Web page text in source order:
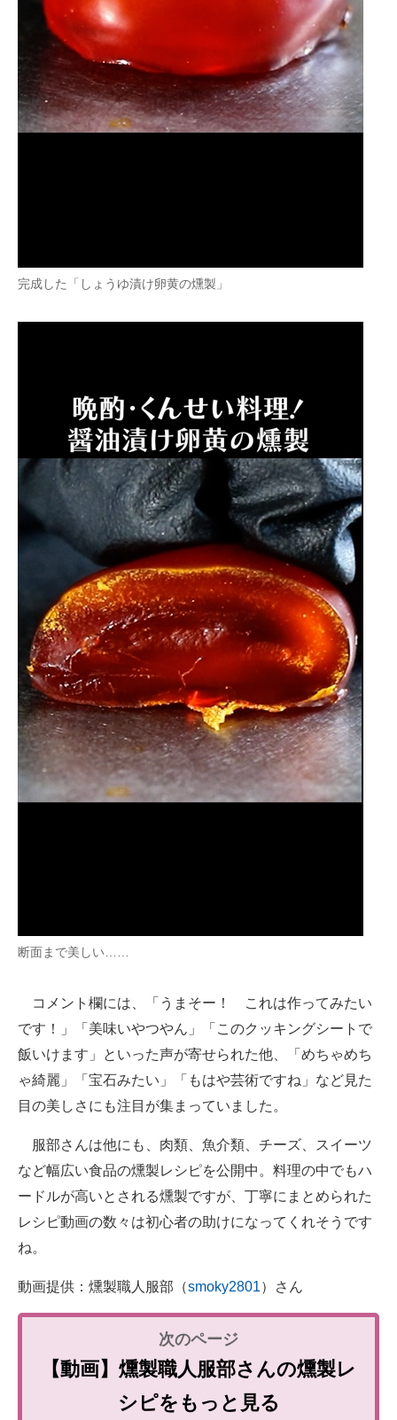
完成した「しょうゆ漬け卵黄の燻製」
断面まで美しい……
コメント欄には、「うまそー！ これは作ってみたい
です！」「美味いやつやん」「このクッキングシートで
飯いけます」といった声が寄せられた他、「めちゃめち
ゃ綺麗」「宝石みたい」「もはや芸術ですね」など見た
目の美しさにも注目が集まっていました。
服部さんは他にも、肉類、魚介類、チーズ、スイーツ
など幅広い食品の燻製レシピを公開中。料理の中でもハ
ードルが高いとされる燻製ですが、丁寧にまとめられた
レシピ動画の数々は初心者の助けになってくれそうです
ね。
動画提供：燻製職人服部（smoky2801）さん
【動画】燻製職人服部さんの燻製レ
シピをもっと見る